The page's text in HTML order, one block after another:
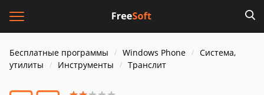
Бесплатные программы Windows Phone
Система,
утилиты
Инструменты Транслит